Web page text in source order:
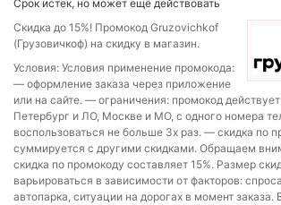
Срок истек, но может ещё действовать
Скидка до 15%! Промокод Gruzovichkof
(Грузовичкоф) на скидку в магазин.
Условия: Условия применение промокода:
— оформление заказа через приложение
или на сайте. — ограничения: промокод
Петербург и ЛО, Москве и МО, с одного номера
воспользоваться не больше 3х раз. — скидка по
суммируется с другими скидками. Обращаем
скидка по промокоду составляет 15%. Размер
варьироваться в зависимости от факторов:
автопарка, ситуации на дорогах в момент заказа.